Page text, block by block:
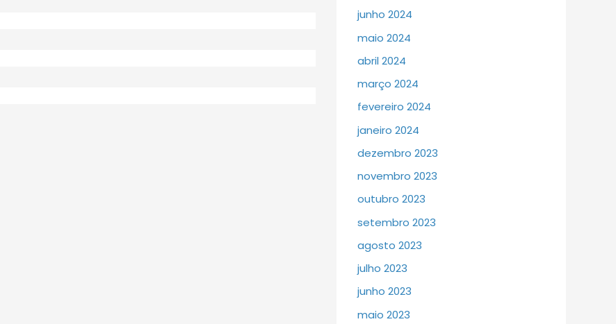
junho 2024
maio 2024
abril 2024
março 2024
fevereiro 2024
janeiro 2024
dezembro 2023
novembro 2023
outubro 2023
setembro 2023
agosto 2023
julho 2023
junho 2023
maio 2023